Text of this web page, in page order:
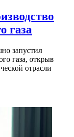
газа
запустил
газа, открыв
отрасли